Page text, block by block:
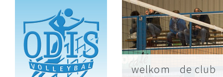
welkom de club